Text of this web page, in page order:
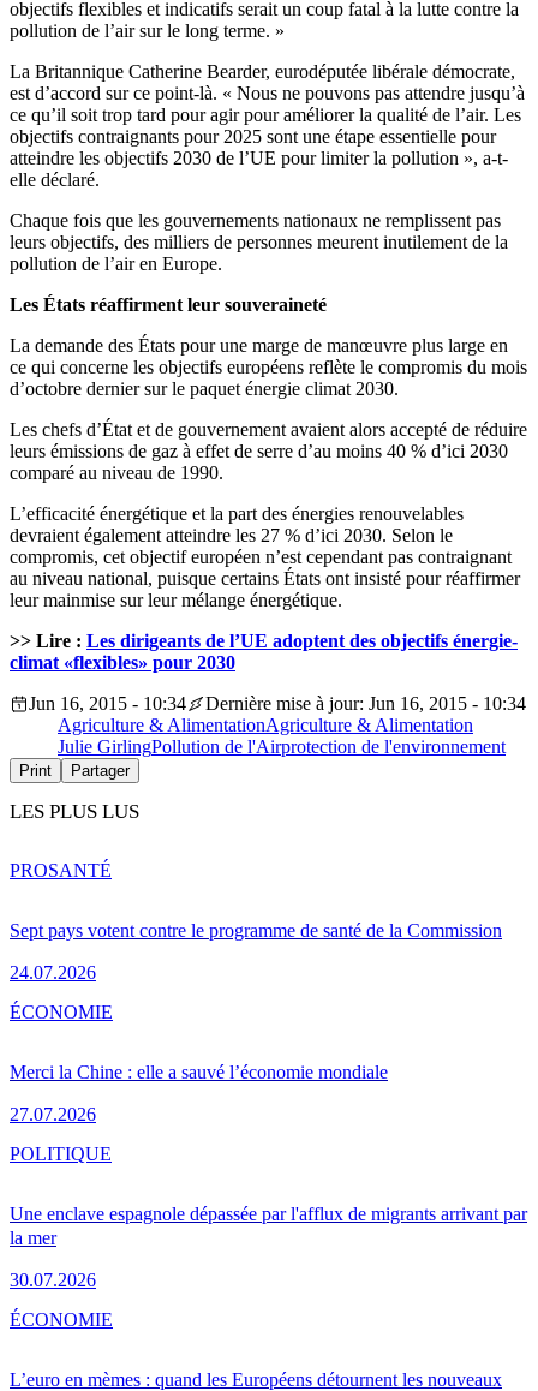
objectifs flexibles et indicatifs serait un coup fatal à la lutte contre la
pollution de l’air sur le long terme. »
La Britannique Catherine Bearder, eurodéputée libérale démocrate,
est d’accord sur ce point-là. « Nous ne pouvons pas attendre jusqu’à
ce qu’il soit trop tard pour agir pour améliorer la qualité de l’air. Les
objectifs contraignants pour 2025 sont une étape essentielle pour
atteindre les objectifs 2030 de l’UE pour limiter la pollution », a-t-
elle déclaré.
Chaque fois que les gouvernements nationaux ne remplissent pas
leurs objectifs, des milliers de personnes meurent inutilement de la
pollution de l’air en Europe.
Les États réaffirment leur souveraineté
La demande des États pour une marge de manœuvre plus large en
ce qui concerne les objectifs européens reflète le compromis du mois
d’octobre dernier sur le paquet énergie climat 2030.
Les chefs d’État et de gouvernement avaient alors accepté de réduire
leurs émissions de gaz à effet de serre d’au moins 40 % d’ici 2030
comparé au niveau de 1990.
L’efficacité énergétique et la part des énergies renouvelables
devraient également atteindre les 27 % d’ici 2030. Selon le
compromis, cet objectif européen n’est cependant pas contraignant
au niveau national, puisque certains États ont insisté pour réaffirmer
leur mainmise sur leur mélange énergétique.
>> Lire : Les dirigeants de l’UE adoptent des objectifs énergie-
climat «flexibles» pour 2030
Jun 16, 2015 - 10:34
Dernière mise à jour: Jun 16, 2015 - 10:34
Agriculture & AlimentationAgriculture & Alimentation
Julie GirlingPollution de l'Airprotection de l'environnement
Print Partager
LES PLUS LUS
Sept pays votent contre le programme de santé de la Commission
24.07.2026
PROSANTÉ
Merci la Chine : elle a sauvé l’économie mondiale
27.07.2026
ÉCONOMIE
Une enclave espagnole dépassée par l'afflux de migrants arrivant par
la mer
30.07.2026
POLITIQUE
L’euro en mèmes : quand les Européens détournent les nouveaux
ÉCONOMIE